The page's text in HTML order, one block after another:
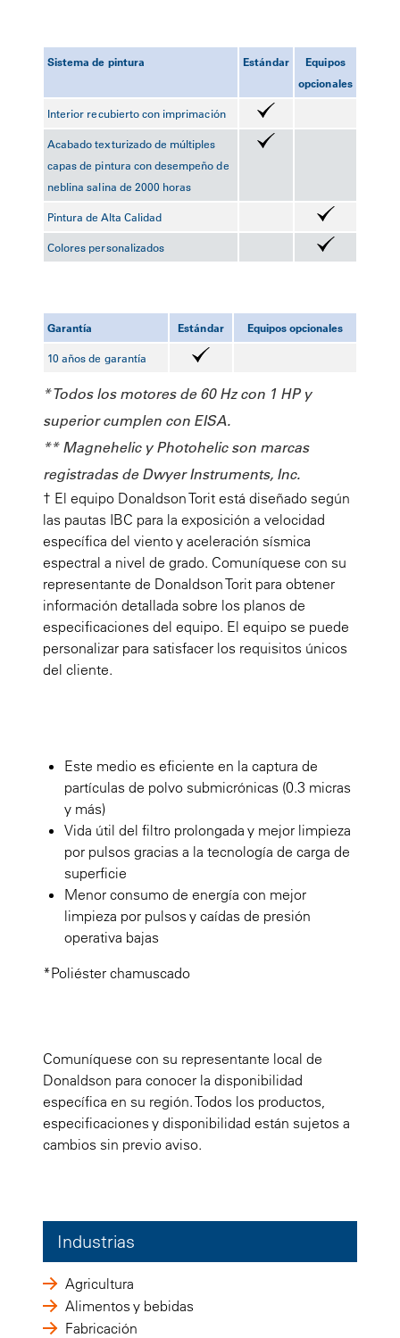
Sistema de pintura Estándar
Equipos
opcionales
Interior recubierto con imprimación
Acabado texturizado de múltiples
capas de pintura con desempeño de
neblina salina de 2000 horas
Pintura de Alta Calidad
Colores personalizados
Garantía Estándar Equipos opcionales
10 años de garantía
* Todos los motores de 60 Hz con 1 HP y
superior cumplen con EISA.
** Magnehelic y Photohelic son marcas
registradas de Dwyer Instruments, Inc.
† El equipo Donaldson Torit está diseñado según
las pautas IBC para la exposición a velocidad
específica del viento y aceleración sísmica
espectral a nivel de grado. Comuníquese con su
representante de Donaldson Torit para obtener
información detallada sobre los planos de
especificaciones del equipo. El equipo se puede
personalizar para satisfacer los requisitos únicos
del cliente.
Este medio es eficiente en la captura de
partículas de polvo submicrónicas (0.3 micras
y más)
Vida útil del filtro prolongada y mejor limpieza
por pulsos gracias a la tecnología de carga de
superficie
Menor consumo de energía con mejor
limpieza por pulsos y caídas de presión
operativa bajas
*Poliéster chamuscado
Comuníquese con su representante local de
Donaldson para conocer la disponibilidad
específica en su región. Todos los productos,
especificaciones y disponibilidad están sujetos a
cambios sin previo aviso.
Industrias
Agricultura
Alimentos y bebidas
Fabricación